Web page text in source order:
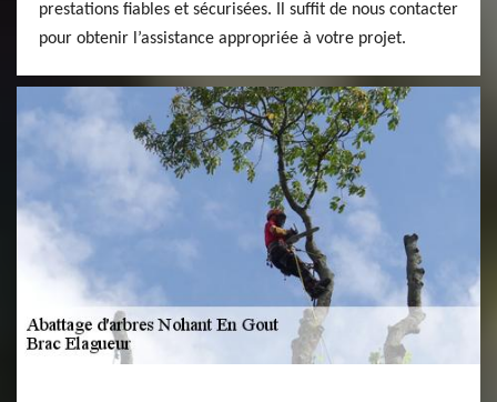
prestations fiables et sécurisées. Il suffit de nous contacter
pour obtenir l’assistance appropriée à votre projet.